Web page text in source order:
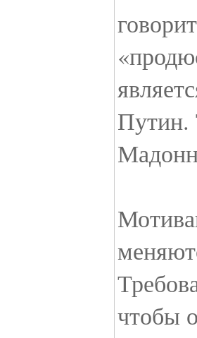
Путин.
чтобы